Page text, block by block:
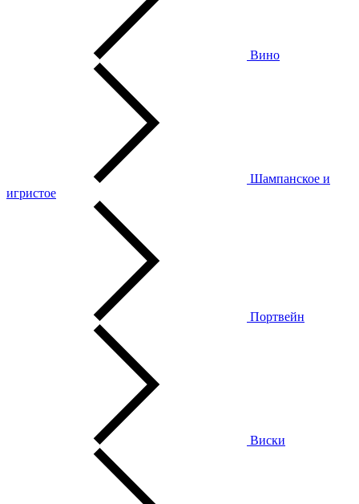
Вино
Шампанское и
игристое
Портвейн
Виски